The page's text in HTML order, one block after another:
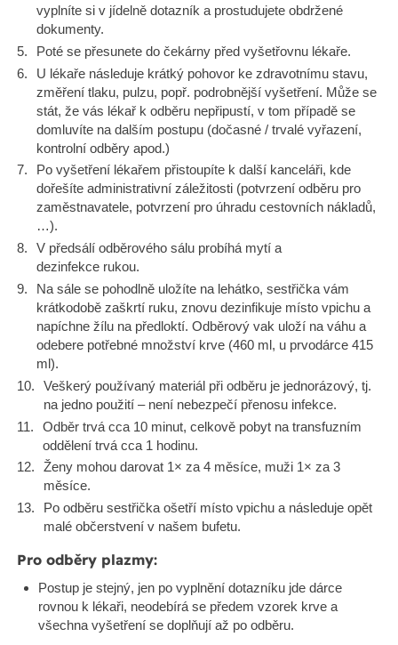
vyplníte si v jídelně dotazník a prostudujete obdržené
dokumenty.
Poté se přesunete do čekárny před vyšetřovnu lékaře.
U lékaře následuje krátký pohovor ke zdravotnímu stavu,
změření tlaku, pulzu, popř. podrobnější vyšetření. Může se
stát, že vás lékař k odběru nepřipustí, v tom případě se
domluvíte na dalším postupu (dočasné / trvalé vyřazení,
kontrolní odběry apod.)
Po vyšetření lékařem přistoupíte k další kanceláři, kde
dořešíte administrativní záležitosti (potvrzení odběru pro
zaměstnavatele, potvrzení pro úhradu cestovních nákladů,
…).
V předsálí odběrového sálu probíhá mytí a
dezinfekce rukou.
Na sále se pohodlně uložíte na lehátko, sestřička vám
krátkodobě zaškrtí ruku, znovu dezinfikuje místo vpichu a
napíchne žílu na předloktí. Odběrový vak uloží na váhu a
odebere potřebné množství krve (460 ml, u prvodárce 415
ml).
Veškerý používaný materiál při odběru je jednorázový, tj.
na jedno použití – není nebezpečí přenosu infekce.
Odběr trvá cca 10 minut, celkově pobyt na transfuzním
oddělení trvá cca 1 hodinu.
Ženy mohou darovat 1× za 4 měsíce, muži 1× za 3
měsíce.
Po odběru sestřička ošetří místo vpichu a následuje opět
malé občerstvení v našem bufetu.
Pro odběry plazmy:
Postup je stejný, jen po vyplnění dotazníku jde dárce
rovnou k lékaři, neodebírá se předem vzorek krve a
všechna vyšetření se doplňují až po odběru.